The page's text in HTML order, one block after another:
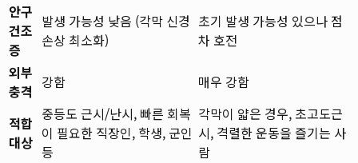
안구
건조
증
발생 가능성 낮음 (각막 신경
손상 최소화)
초기 발생 가능성 있으나 점
차 호전
외부
충격 강함 매우 강함
적합
대상
중등도 근시/난시, 빠른 회복
이 필요한 직장인, 학생, 군인
등
각막이 얇은 경우, 초고도근
시, 격렬한 운동을 즐기는 사
람